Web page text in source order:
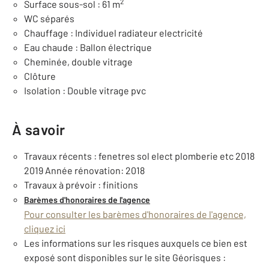
Surface sous-sol : 61 m
WC séparés
Chauffage : Individuel radiateur electricité
Eau chaude : Ballon électrique
Cheminée, double vitrage
Clôture
Isolation : Double vitrage pvc
À savoir
Travaux récents : fenetres sol elect plomberie etc 2018
2019 Année rénovation: 2018
Travaux à prévoir : finitions
Barèmes d'honoraires de l'agence
Pour consulter les barèmes d'honoraires de l'agence,
cliquez ici
Les informations sur les risques auxquels ce bien est
exposé sont disponibles sur le site Géorisques :